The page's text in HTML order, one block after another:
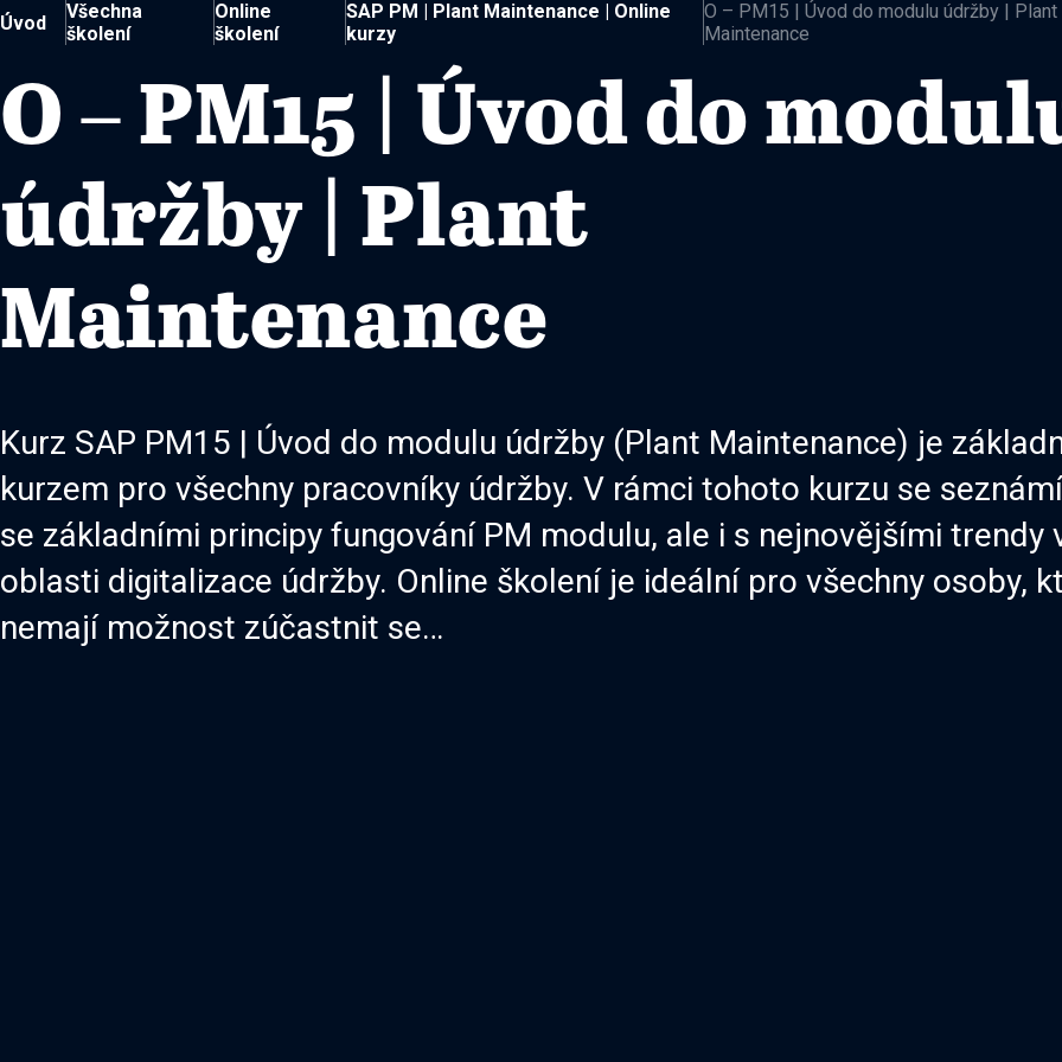
Úvod
Všechna
školení
Online
školení
SAP PM | Plant Maintenance | Online
kurzy
O – PM15 | Úvod do modulu údržby | Plant
Maintenance
O – PM15 | Úvod do
údržby | Plant
Maintenance
Kurz SAP PM15 | Úvod do modulu údržby (Plant Maintenance) je
kurzem pro všechny pracovníky údržby. V rámci tohoto kurzu se
se základními principy fungování PM modulu, ale i s nejnovějšími trendy
oblasti digitalizace údržby. Online školení je ideální pro všechny osoby,
nemají možnost zúčastnit se…